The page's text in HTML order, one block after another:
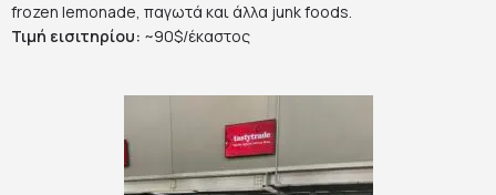
frozen lemonade, παγωτά και άλλα junk foods.
Τιμή εισιτηρίου: ~90$/έκαστος